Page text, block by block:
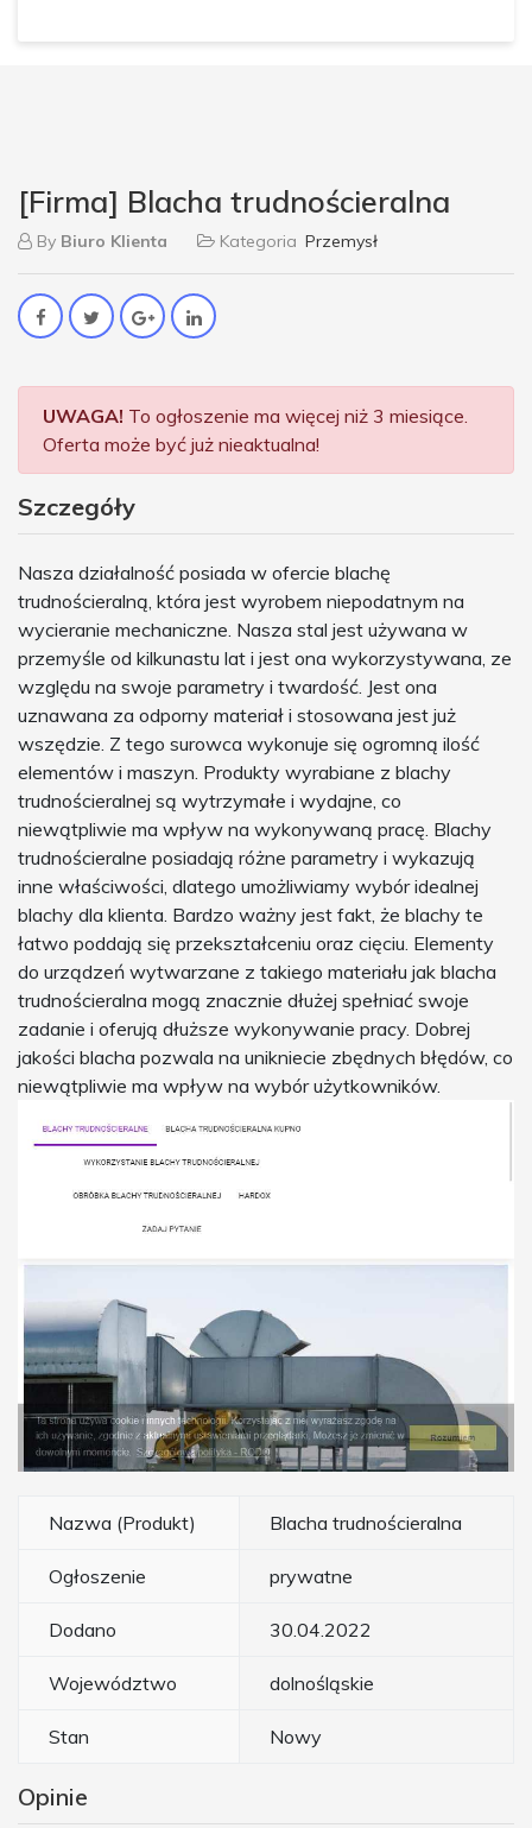
[Firma] Blacha trudnościeralna
By Biuro Klienta Kategoria Przemysł
UWAGA! To ogłoszenie ma więcej niż 3 miesiące.
Oferta może być już nieaktualna!
Szczegóły
Nasza działalność posiada w ofercie blachę
trudnościeralną, która jest wyrobem niepodatnym na
wycieranie mechaniczne. Nasza stal jest używana w
przemyśle od kilkunastu lat i jest ona wykorzystywana, ze
względu na swoje parametry i twardość. Jest ona
uznawana za odporny materiał i stosowana jest już
wszędzie. Z tego surowca wykonuje się ogromną ilość
elementów i maszyn. Produkty wyrabiane z blachy
trudnościeralnej są wytrzymałe i wydajne, co
niewątpliwie ma wpływ na wykonywaną pracę. Blachy
trudnościeralne posiadają różne parametry i wykazują
inne właściwości, dlatego umożliwiamy wybór idealnej
blachy dla klienta. Bardzo ważny jest fakt, że blachy te
łatwo poddają się przekształceniu oraz cięciu. Elementy
do urządzeń wytwarzane z takiego materiału jak blacha
trudnościeralna mogą znacznie dłużej spełniać swoje
zadanie i oferują dłuższe wykonywanie pracy. Dobrej
jakości blacha pozwala na unikniecie zbędnych błędów, co
niewątpliwie ma wpływ na wybór użytkowników.
Nazwa (Produkt) Blacha trudnościeralna
Ogłoszenie prywatne
Dodano 30.04.2022
Województwo dolnośląskie
Stan Nowy
Opinie